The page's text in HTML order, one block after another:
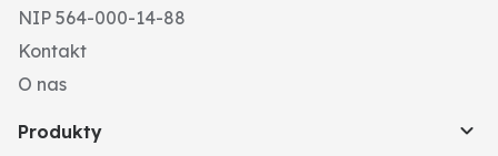
NIP 564-000-14-88
Kontakt
O nas
Produkty